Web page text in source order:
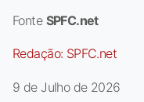
Fonte SPFC.net
Redação: SPFC.net
9 de Julho de 2026